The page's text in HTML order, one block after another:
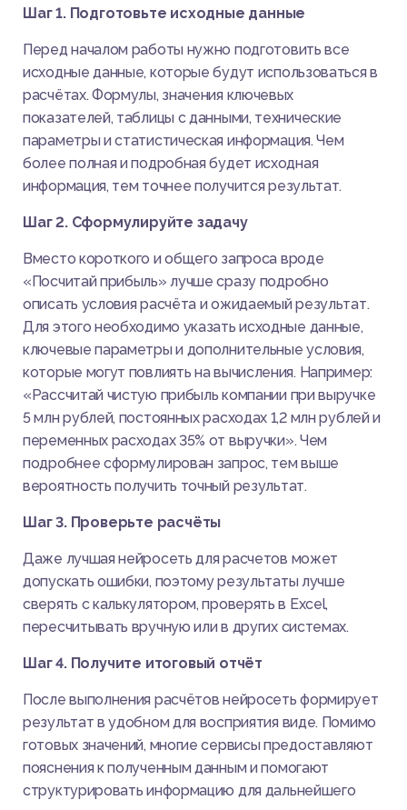
Шаг 1. Подготовьте исходные данные
Перед началом работы нужно подготовить все
исходные данные, которые будут использоваться в
расчётах. Формулы, значения ключевых
показателей, таблицы с данными, технические
параметры и статистическая информация. Чем
более полная и подробная будет исходная
информация, тем точнее получится результат.
Шаг 2. Сформулируйте задачу
Вместо короткого и общего запроса вроде
«Посчитай прибыль» лучше сразу подробно
описать условия расчёта и ожидаемый результат.
Для этого необходимо указать исходные данные,
ключевые параметры и дополнительные условия,
которые могут повлиять на вычисления. Например:
«Рассчитай чистую прибыль компании при выручке
5 млн рублей, постоянных расходах 1,2 млн рублей и
переменных расходах 35% от выручки». Чем
подробнее сформулирован запрос, тем выше
вероятность получить точный результат.
Шаг 3. Проверьте расчёты
Даже лучшая нейросеть для расчетов может
допускать ошибки, поэтому результаты лучше
сверять с калькулятором, проверять в Excel,
пересчитывать вручную или в других системах.
Шаг 4. Получите итоговый отчёт
После выполнения расчётов нейросеть формирует
результат в удобном для восприятия виде. Помимо
готовых значений, многие сервисы предоставляют
пояснения к полученным данным и помогают
структурировать информацию для дальнейшего